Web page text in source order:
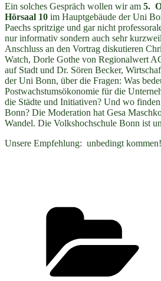
Ein solches Gespräch wollen wir am 5.
Hörsaal 10 im Hauptgebäude der Uni
Paechs spritzige und gar nicht
nur informativ sondern auch sehr
Anschluss an den Vortrag diskutieren
Watch, Dorle Gothe von Regionalwert
auf Stadt und Dr. Sören Becker,
der Uni Bonn, über die Fragen: Was
Postwachstumsökonomie für die
die Städte und Initiativen? Und wo
Bonn? Die Moderation hat Gesa
Wandel. Die Volkshochschule Bonn ist
Unsere Empfehlung: unbedingt kommen!